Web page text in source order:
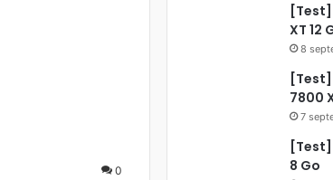
0
[Test]
XT 12
8
7800
7
[Test]
8 Go